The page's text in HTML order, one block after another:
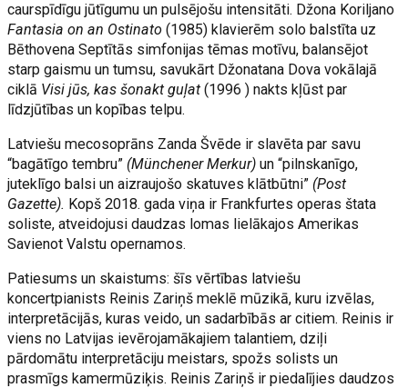
caurspīdīgu jūtīgumu un pulsējošu intensitāti. Džona Koriljano
Fantasia on an Ostinato (1985) klavierēm solo balstīta uz
Bēthovena Septītās simfonijas tēmas motīvu, balansējot
starp gaismu un tumsu, savukārt Džonatana Dova vokālajā
ciklā Visi jūs, kas šonakt guļat(1996 ) nakts kļūst par
līdzjūtības un kopības telpu.
Latviešu mecosoprāns Zanda Švēde ir slavēta par savu
“bagātīgo tembru” (Münchener Merkur) un “pilnskanīgo,
juteklīgo balsi un aizraujošo skatuves klātbūtni” (Post
Gazette). Kopš 2018. gada viņa ir Frankfurtes operas štata
soliste, atveidojusi daudzas lomas lielākajos Amerikas
Savienot Valstu opernamos.
Patiesums un skaistums: šīs vērtības latviešu
koncertpianists Reinis Zariņš meklē mūzikā, kuru izvēlas,
interpretācijās, kuras veido, un sadarbībās ar citiem. Reinis ir
viens no Latvijas ievērojamākajiem talantiem, dziļi
pārdomātu interpretāciju meistars, spožs solists un
prasmīgs kamermūziķis. Reinis Zariņš ir piedalījies daudzos